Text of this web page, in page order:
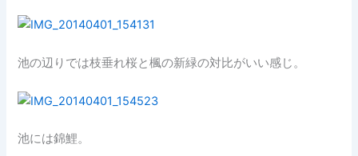
池の辺りでは枝垂れ桜と楓の新緑の対比がいい感じ。
池には錦鯉。